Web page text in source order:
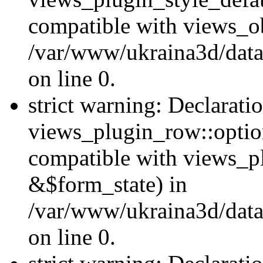
compatible with
/var/www/ukraina3d/
on line 0.
strict warning:
compatible with
&$form_state) in
/var/www/ukraina3d/
on line 0.